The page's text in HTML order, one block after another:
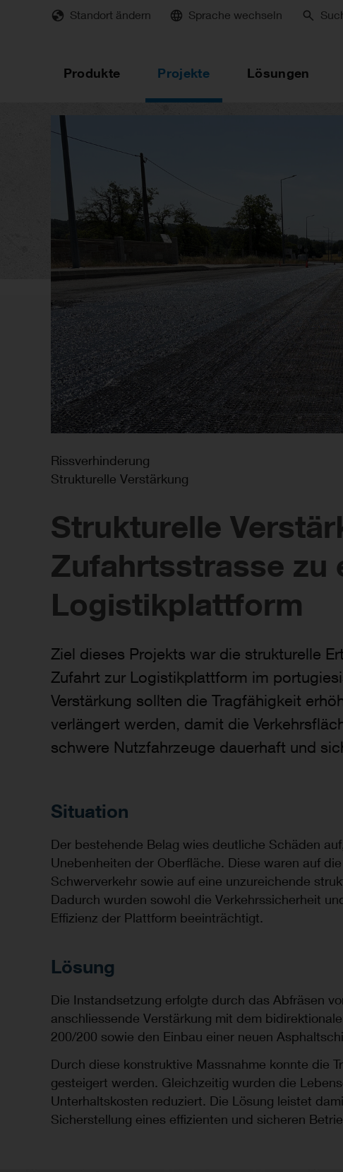
Standort ändern Sprache wechseln
Produkte Projekte Lösungen
Rissverhinderung
Strukturelle Verstärkung
Strukturelle
Zufahrtsstrasse zu
Logistikplattform
Ziel dieses Projekts war die strukturelle
Zufahrt zur Logistikplattform im
Verstärkung sollten die Tragfähigkeit
verlängert werden, damit die
schwere Nutzfahrzeuge dauerhaft und
Situation
Der bestehende Belag wies deutliche Schäden
Unebenheiten der Oberfläche. Diese waren auf
Schwerverkehr sowie auf eine unzureichende
Dadurch wurden sowohl die Verkehrssicherheit
Effizienz der Plattform beeinträchtigt.
Lösung
Die Instandsetzung erfolgte durch das Abfräsen
anschliessende Verstärkung mit dem
200/200 sowie den Einbau einer neuen
Durch diese konstruktive Massnahme konnte die
gesteigert werden. Gleichzeitig wurden die
Unterhaltskosten reduziert. Die Lösung leistet
Sicherstellung eines effizienten und sicheren